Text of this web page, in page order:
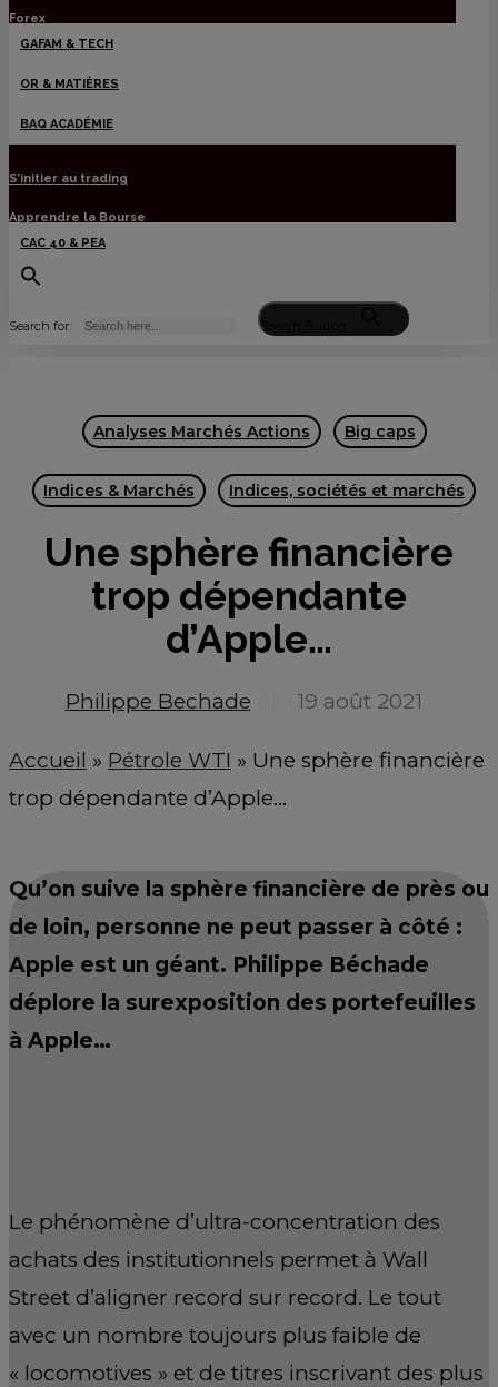
Forex
GAFAM & TECH
OR & MATIÈRES
BAQ ACADÉMIE
S’initier au trading
Apprendre la Bourse
CAC 40 & PEA
Search for: Search Button
Analyses Marchés Actions Big caps
Indices & Marchés Indices, sociétés et marchés
Une sphère financière
trop dépendante
d’Apple…
Philippe Bechade 19 août 2021
Accueil » Pétrole WTI » Une sphère financière
trop dépendante d’Apple…
Qu’on suive la sphère financière de près ou
de loin, personne ne peut passer à côté :
Apple est un géant. Philippe Béchade
déplore la surexposition des portefeuilles
à Apple…
Le phénomène d’ultra-concentration des
achats des institutionnels permet à Wall
Street d’aligner record sur record. Le tout
avec un nombre toujours plus faible de
« locomotives » et de titres inscrivant des plus